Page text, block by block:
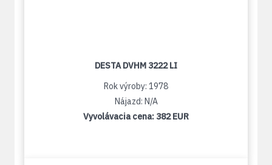
DESTA DVHM 3222 LI
Rok výroby: 1978
Nájazd: N/A
Vyvolávacia cena: 382 EUR